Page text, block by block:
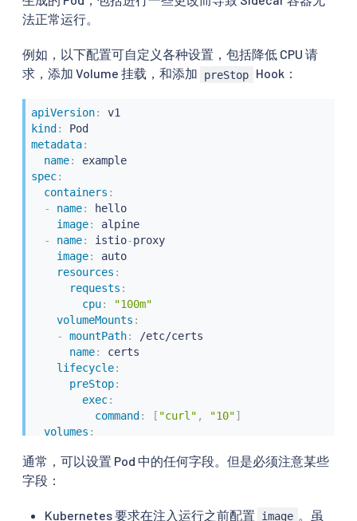
法正常运行。
例如，以下配置可自定义各种设置，包括降低 CPU 请
求，添加 Volume 挂载，和添加
preStop Hook：
apiVersion:
kind :
metadata:
name:
example
spec:
containers :
-
name:
hello
image:
alpine
-
name: istio-proxy
image:
auto
resources :
requests :
cpu:
"100m"
volumeMounts :
-
mountPath:
/etc/certs
name:
certs
lifecycle:
preStop:
exec:
command : [ "curl" , "10"]
volumes :
secret:
通常，可以设置 Pod 中的任何字段。但是必须注意某些
字段：
Kubernetes 要求在注入运行之前配置 image 。虽